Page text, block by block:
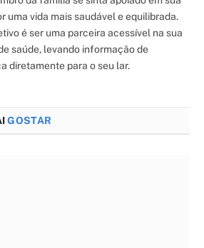
uma vida mais saudável e equilibrada.
é ser uma parceira acessível na sua
saúde, levando informação de
diretamente para o seu lar.
GOSTAR